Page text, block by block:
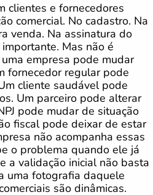
clientes e fornecedores
comercial. No cadastro. Na
venda. Na assinatura do
Mas não é
empresa pode mudar
fornecedor regular pode
cliente saudável pode
Um parceiro pode alterar
pode mudar de situação
fiscal pode deixar de estar
não acompanha essas
o problema quando ele já
a validação inicial não basta
uma fotografia daquele
são dinâmicas.